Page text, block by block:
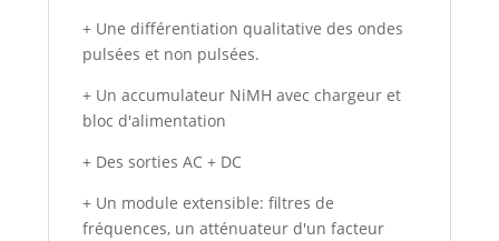
+ Une différentiation qualitative des ondes
pulsées et non pulsées.
+ Un accumulateur NiMH avec chargeur et
bloc d'alimentation
+ Des sorties AC + DC
+ Un module extensible: filtres de
fréquences, un atténuateur d'un facteur